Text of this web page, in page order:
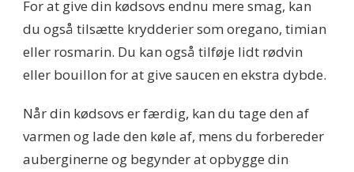
For at give din kødsovs endnu mere smag, kan
du også tilsætte krydderier som oregano, timian
eller rosmarin. Du kan også tilføje lidt rødvin
eller bouillon for at give saucen en ekstra dybde.
Når din kødsovs er færdig, kan du tage den af
varmen og lade den køle af, mens du forbereder
auberginerne og begynder at opbygge din